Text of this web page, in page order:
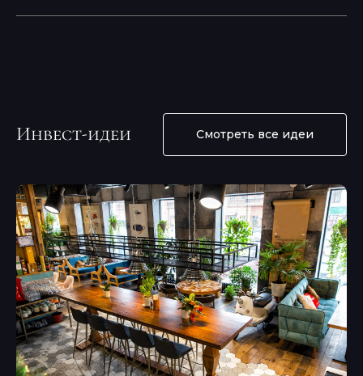
Инвест-идеи Смотреть все идеи